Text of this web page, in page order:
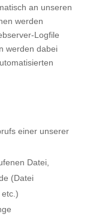
an unseren
werden
Logfile
werden dabei
einer unserer
Datei,
(Datei